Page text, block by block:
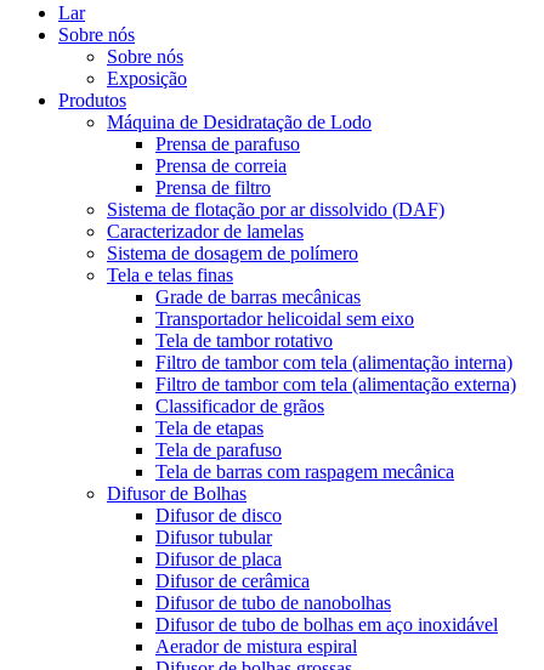
Lar
Sobre nós
Sobre nós
Exposição
Produtos
Máquina de Desidratação de Lodo
Prensa de parafuso
Prensa de correia
Prensa de filtro
Sistema de flotação por ar dissolvido (DAF)
Caracterizador de lamelas
Sistema de dosagem de polímero
Tela e telas finas
Grade de barras mecânicas
Transportador helicoidal sem eixo
Tela de tambor rotativo
Filtro de tambor com tela (alimentação interna)
Filtro de tambor com tela (alimentação externa)
Classificador de grãos
Tela de etapas
Tela de parafuso
Tela de barras com raspagem mecânica
Difusor de Bolhas
Difusor de disco
Difusor tubular
Difusor de placa
Difusor de cerâmica
Difusor de tubo de nanobolhas
Difusor de tubo de bolhas em aço inoxidável
Aerador de mistura espiral